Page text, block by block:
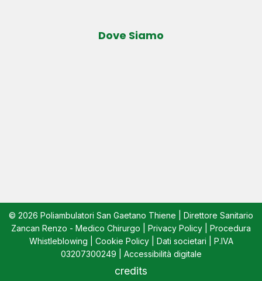
Dove Siamo
© 2026 Poliambulatori San Gaetano Thiene | Direttore Sanitario
Zancan Renzo - Medico Chirurgo | Privacy Policy
Procedura
Whistleblowing
Cookie Policy| Dati societari | P.IVA
03207300249 | Accessibilità digitale
credits